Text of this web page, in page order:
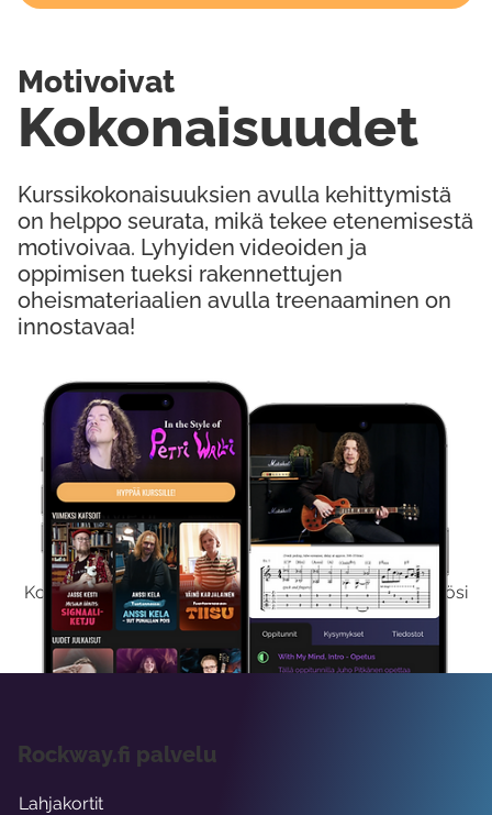
Kokeile Ilmaiseksi
Kokeilemalla ilmaiseksi saat koko sisältömme käyttöösi
viikon ajaksi.
Kurssikokonaisuuksien avulla kehittymistä
on helppo seurata, mikä tekee etenemisestä
motivoivaa. Lyhyiden videoiden ja
oppimisen tueksi rakennettujen
oheismateriaalien avulla treenaaminen on
innostavaa!
Kokonaisuudet
Motivoivat
Rockway.fi palvelu
Lahjakortit